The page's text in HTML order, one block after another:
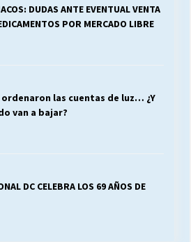
DUDAS ANTE EVENTUAL VENTA
POR MERCADO LIBRE
ordenaron las cuentas de luz… ¿Y
van a bajar?
DC CELEBRA LOS 69 AÑOS DE